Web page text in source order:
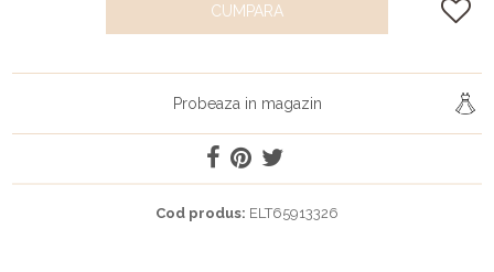
CUMPARA
Probeaza in magazin
Cod produs: ELT65913326